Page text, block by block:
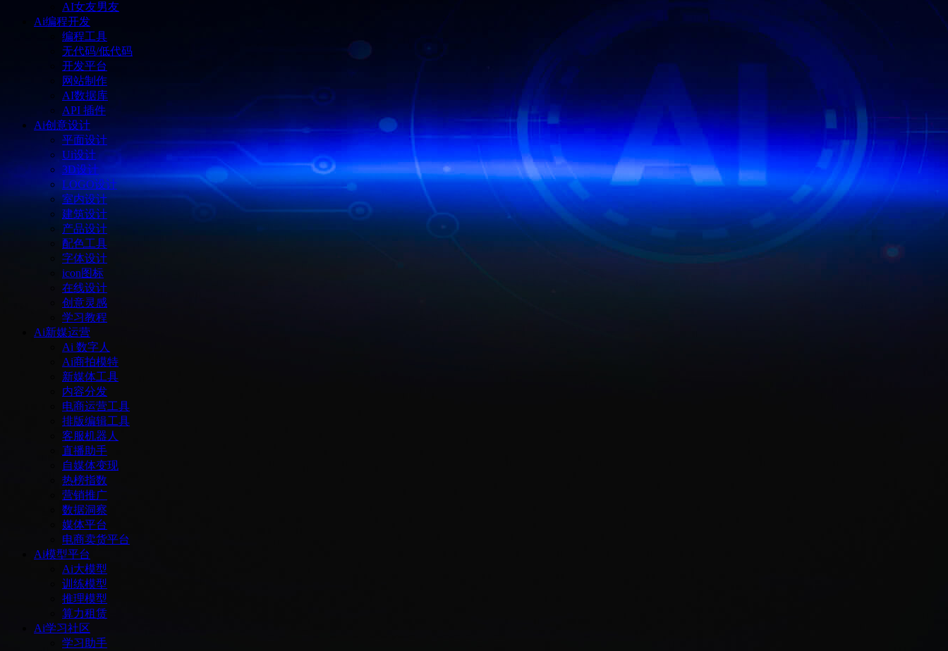
AI女友男友
Ai编程开发
编程工具
无代码/低代码
开发平台
网站制作
AI数据库
API 插件
Ai创意设计
平面设计
Ui设计
3D设计
LOGO设计
室内设计
建筑设计
产品设计
配色工具
字体设计
icon图标
在线设计
创意灵感
学习教程
Ai新媒运营
Ai 数字人
Ai商拍模特
新媒体工具
内容分发
电商运营工具
排版编辑工具
客服机器人
直播助手
自媒体变现
热榜指数
营销推广
数据洞察
媒体平台
电商卖货平台
Ai模型平台
Ai大模型
训练模型
推理模型
算力租赁
Ai学习社区
学习助手